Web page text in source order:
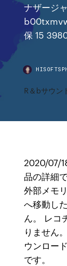
ナザージ
保 15
R＆bサウン
2020/07/
品の詳細
外部メモ
へ移動し
ん。 レコ
りません
ウンロー
です。